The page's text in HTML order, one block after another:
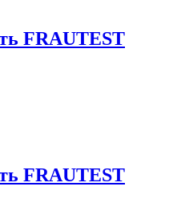
FRAUTEST
FRAUTEST